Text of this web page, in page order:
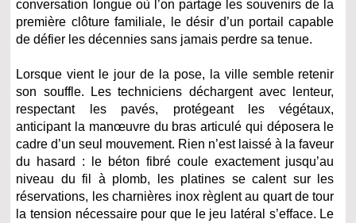
conversation longue où l’on partage les souvenirs de la
première clôture familiale, le désir d’un portail capable
de défier les décennies sans jamais perdre sa tenue.
Lorsque vient le jour de la pose, la ville semble retenir
son souffle. Les techniciens déchargent avec lenteur,
respectant les pavés, protégeant les végétaux,
anticipant la manœuvre du bras articulé qui déposera le
cadre d’un seul mouvement. Rien n’est laissé à la faveur
du hasard : le béton fibré coule exactement jusqu’au
niveau du fil à plomb, les platines se calent sur les
réservations, les charnières inox règlent au quart de tour
la tension nécessaire pour que le jeu latéral s’efface. Le